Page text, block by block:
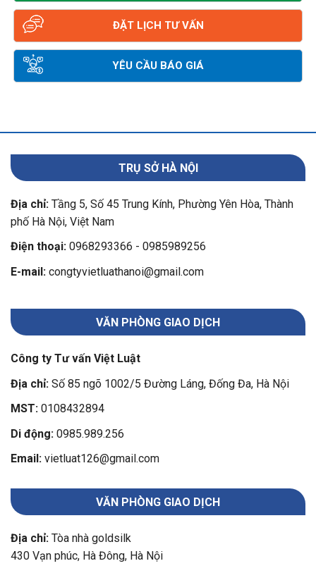
ĐẶT LỊCH TƯ VẤN
YÊU CẦU BÁO GIÁ
TRỤ SỞ HÀ NỘI
Địa chỉ: Tầng 5, Số 45 Trung Kính, Phường Yên Hòa, Thành
phố Hà Nội, Việt Nam
Điện thoại: 0968293366 - 0985989256
E-mail: congtyvietluathanoi@gmail.com
VĂN PHÒNG GIAO DỊCH
Công ty Tư vấn Việt Luật
Địa chỉ: Số 85 ngõ 1002/5 Đường Láng, Đống Đa, Hà Nội
MST: 0108432894
Di động: 0985.989.256
Email: vietluat126@gmail.com
VĂN PHÒNG GIAO DỊCH
Địa chỉ: Tòa nhà goldsilk
430 Vạn phúc, Hà Đông, Hà Nội